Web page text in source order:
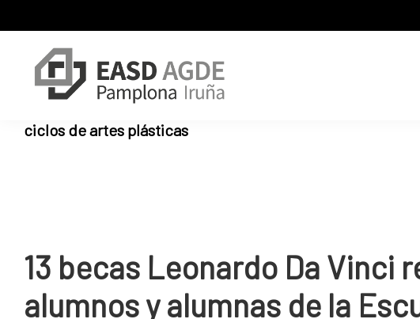
to
navigation
to
content
to
sidebar
Escuela
de
Pamplona
Sitio
Superior
de
ciclos de artes plásticas
13 becas Leonardo Da Vinci
alumnos y alumnas de la